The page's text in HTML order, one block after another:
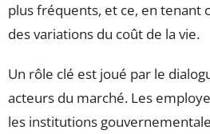
plus fréquents, et ce, en tenant
des variations du coût de la vie.
Un rôle clé est joué par le
acteurs du marché. Les
les institutions